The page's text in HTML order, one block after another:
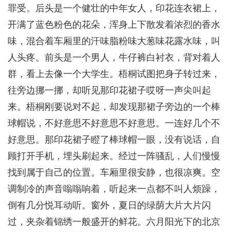
罪受。后头是一个健壮的中年女人，印花连衣裙上，
开满了蓝色粉色的花朵，浑身上下散发着浓烈的香水
味，混合着车厢里的汗味脂粉味大葱味花露水味，叫
人头疼。前头是一个男人，牛仔裤白衬衣，背对着人
群，看上去像一个大学生。梧桐试图把身子转过来，
往旁边挪一挪，却听见那印花裙子哎呀一声尖叫起
来。梧桐刚要说对不起，却发现那裙子旁边的一个棒
球帽说，不好意思不好意思不好意思。一连好几个不
好意思。那印花裙子瞪了棒球帽一眼，没有说话，自
顾打开手机，埋头刷起来。经过一阵骚乱，人们慢慢
找到属于自己的位置。车厢里很安静，也很凉爽。空
调制冷的声音嗡嗡响着，听起来一点都不叫人烦躁，
倒有几分悦耳动听。窗外，夏日的绿荫大片大片闪
过，夹杂着锦绣一般盛开的鲜花。六月阳光下的北京